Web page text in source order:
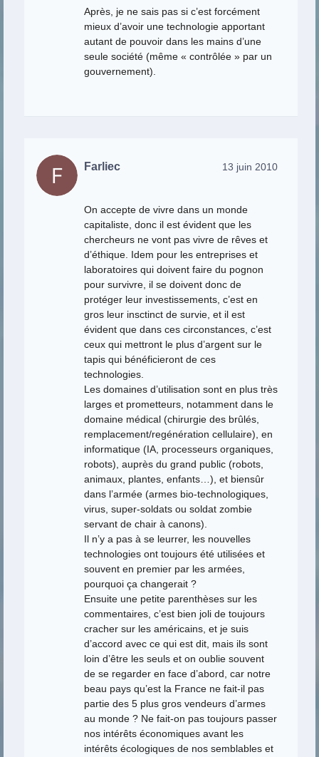
Après, je ne sais pas si c’est forcément
mieux d’avoir une technologie apportant
autant de pouvoir dans les mains d’une
seule société (même « contrôlée » par un
gouvernement).
Farliec 13 juin 2010
On accepte de vivre dans un monde
capitaliste, donc il est évident que les
chercheurs ne vont pas vivre de rêves et
d’éthique. Idem pour les entreprises et
laboratoires qui doivent faire du pognon
pour survivre, il se doivent donc de
protéger leur investissements, c’est en
gros leur insctinct de survie, et il est
évident que dans ces circonstances, c’est
ceux qui mettront le plus d’argent sur le
tapis qui bénéficieront de ces
technologies.
Les domaines d’utilisation sont en plus très
larges et prometteurs, notamment dans le
domaine médical (chirurgie des brûlés,
remplacement/regénération cellulaire), en
informatique (IA, processeurs organiques,
robots), auprès du grand public (robots,
animaux, plantes, enfants…), et biensûr
dans l’armée (armes bio-technologiques,
virus, super-soldats ou soldat zombie
servant de chair à canons).
Il n’y a pas à se leurrer, les nouvelles
technologies ont toujours été utilisées et
souvent en premier par les armées,
pourquoi ça changerait ?
Ensuite une petite parenthèses sur les
commentaires, c’est bien joli de toujours
cracher sur les américains, et je suis
d’accord avec ce qui est dit, mais ils sont
loin d’être les seuls et on oublie souvent
de se regarder en face d’abord, car notre
beau pays qu’est la France ne fait-il pas
partie des 5 plus gros vendeurs d’armes
au monde ? Ne fait-on pas toujours passer
nos intérêts économiques avant les
intérêts écologiques de nos semblables et